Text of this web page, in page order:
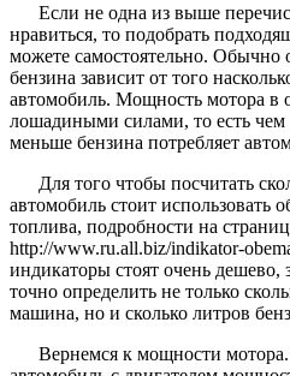
Если не одна из выше
нравиться, то подобрать
можете самостоятельно. Обычно
бензина зависит от того
автомобиль. Мощность мотора в
лошадиными силами, то есть чем
меньше бензина потребляет
Для того чтобы посчитать
автомобиль стоит использовать
топлива, подробности на
http://www.ru.all.biz/indikator-
индикаторы стоят очень дешево,
точно определить не только
машина, но и сколько литров
Вернемся к мощности